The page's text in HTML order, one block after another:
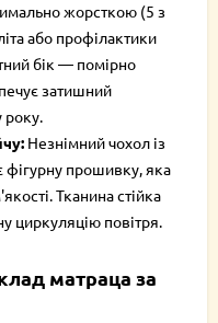
жорсткою (5 з
або профілактики
бік — помірно
затишний
року.
Незнімний чохол із
фігурну прошивку, яка
Тканина стійка
циркуляцію повітря.
матраца за